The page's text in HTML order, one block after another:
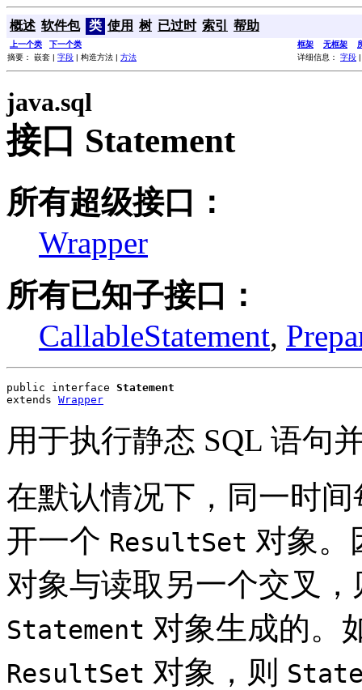
概述 软件包 类 使用 树 已过时 索引 帮助
上一个类 下一个类 框架 无框架
摘要： 嵌套 | 字段 | 构造方法 | 方法 详细信息： 字段
java.sql
接口 Statement
所有超级接口：
Wrapper
所有已知子接口：
CallableStatement,
public interface Statement
extends Wrapper
用于执行静态 SQL 语句
在默认情况下，同一时
开一个 ResultSet 对象。
对象与读取另一个交叉
Statement 对象生成的。
ResultSet 对象，则